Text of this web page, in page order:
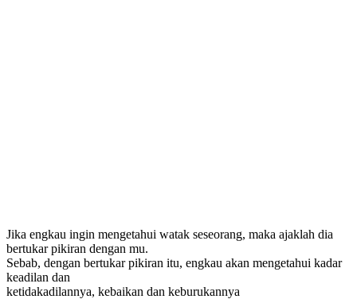
Jika engkau ingin mengetahui watak seseorang, maka ajaklah dia
bertukar pikiran dengan mu.
Sebab, dengan bertukar pikiran itu, engkau akan mengetahui kadar
keadilan dan
ketidakadilannya, kebaikan dan keburukannya